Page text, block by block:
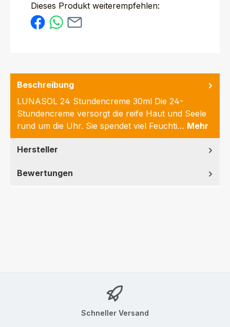
Dieses Produkt weiterempfehlen:
Beschreibung
LUNASOL 24 Stundencreme 30ml Die 24-
Stundencreme versorgt die reife Haut und Seele
rund um die Uhr. Sie spendet viel Feuchti… Mehr
Hersteller
Bewertungen
Schneller Versand